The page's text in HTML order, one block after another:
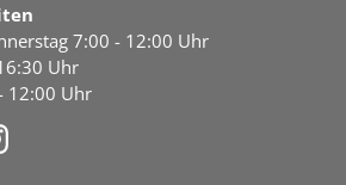
7:00 - 12:00 Uhr
Uhr
12:00 Uhr